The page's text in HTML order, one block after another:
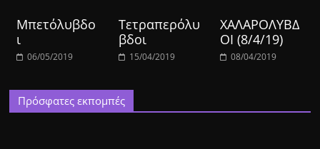
Μπετόλυβδο
ι
06/05/2019
Τετραπερόλυ
βδοι
15/04/2019
ΧΑΛΑΡΟΛΥΒΔ
ΟΙ (8/4/19)
08/04/2019
Πρόσφατες εκπομπές